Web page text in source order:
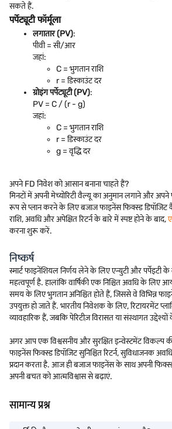
सकते हैं.
पर्पेट्यूटी फॉर्मूला
लगातार (PV):
पीवी = सी/आर
जहां:
C = भुगतान राशि
r = डिस्काउंट दर
ग्रोइंग पर्पेट्यूटी (PV):
PV = C / (r - g)
जहां:
C = भुगतान राशि
r = डिस्काउंट दर
g = वृद्धि दर
अपने FD निवेश को आसान बनाना चाहते हैं?
मिनटों में अपनी मेच्योरिटी वैल्यू का अनुमान लगाने और अपने
रूप से प्लान करने के लिए बजाज फाइनेंस फिक्स्ड
राशि, अवधि और अपेक्षित रिटर्न के बारे में स्पष्ट होने के बाद,
करना शुरू करें.
निष्कर्ष
स्मार्ट फाइनेंशियल निर्णय लेने के लिए एन्युटी और पर्पेइटी
महत्वपूर्ण है. हालांकि वार्षिकी एक निश्चित अवधि के लिए
समय के लिए भुगतान अनिश्चित होते हैं, जिससे वे विभिन्न
उपयुक्त हो जाते हैं. भारतीय निवेशक के लिए, रिटायरमेंट
व्यावहारिक हैं, जबकि पेरिटीज़ विरासत या संस्थागत
अगर आप एक विश्वसनीय और सुरक्षित इन्वेस्टमेंट विकल्प
फाइनेंस फिक्स्ड डिपॉजिट सुनिश्चित रिटर्न, सुविधाजनक
प्रदान करता है. आज ही बजाज फाइनेंस के साथ अपनी फिक्स्ड
अपनी बचत को आत्मविश्वास से बढ़ाएं.
सामान्य प्रश्न